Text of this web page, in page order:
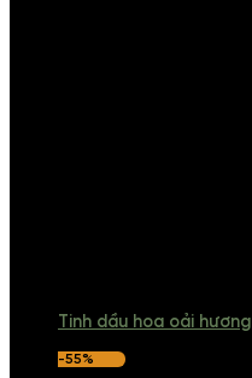
Tinh dầu hoa oải hương
-55%